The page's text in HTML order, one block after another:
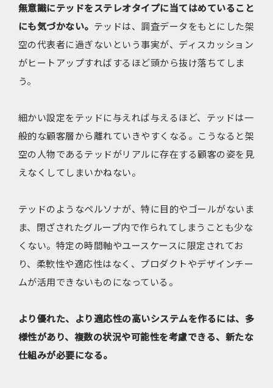
無意識にテッドをステレオタイプに当てはめていること
にも気づかない。 テッドは、調査データをもとにした架
空の代表者に過ぎないという事実が、ディスカッション
がヒートアップすればするほど頭から抜け落ちてしま
う。
細かい設定をテッドに与えれば与えるほど、テッドは一
般的な顧客層から離れていきやすくなる。こうなると架
空の人物であるテッドがリアルに存在する顧客の姿を見
えなくしてしまいかねない。
テッドのようなペルソナが、特に目的やゴールがないま
ま、閉ざされたグループ内で作られてしまうことも少な
くない。特定の時間軸やユースケースに限定されてお
り、柔軟性や適応性はなく、プロダクトやデザインチー
ムが活用できないものになっている。
より優れた、より適応性の高いシステムを作るには、多
様性があり、複数の状況や可能性を考慮できる、新たな
仕組みが必要になる。